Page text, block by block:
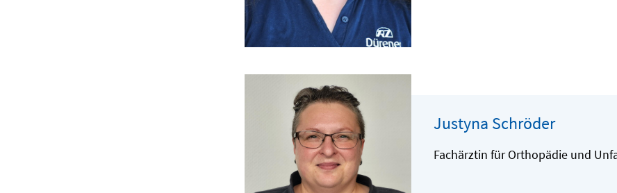
Justyna Schröder
Fachärztin für Orthopädie und